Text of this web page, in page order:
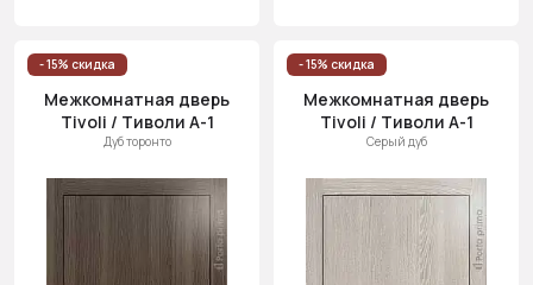
- 15% скидка
Межкомнатная дверь
Tivoli / Тиволи А-1
Дуб торонто
- 15% скидка
Межкомнатная дверь
Tivoli / Тиволи А-1
Серый дуб